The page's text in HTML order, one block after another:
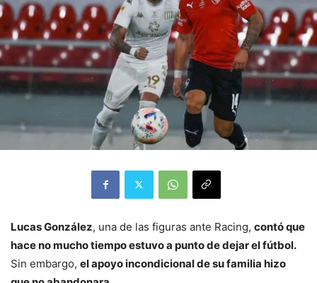
Lucas González, una de las figuras ante Racing, contó que
hace no mucho tiempo estuvo a punto de dejar el fútbol.
Sin embargo, el apoyo incondicional de su familia hizo